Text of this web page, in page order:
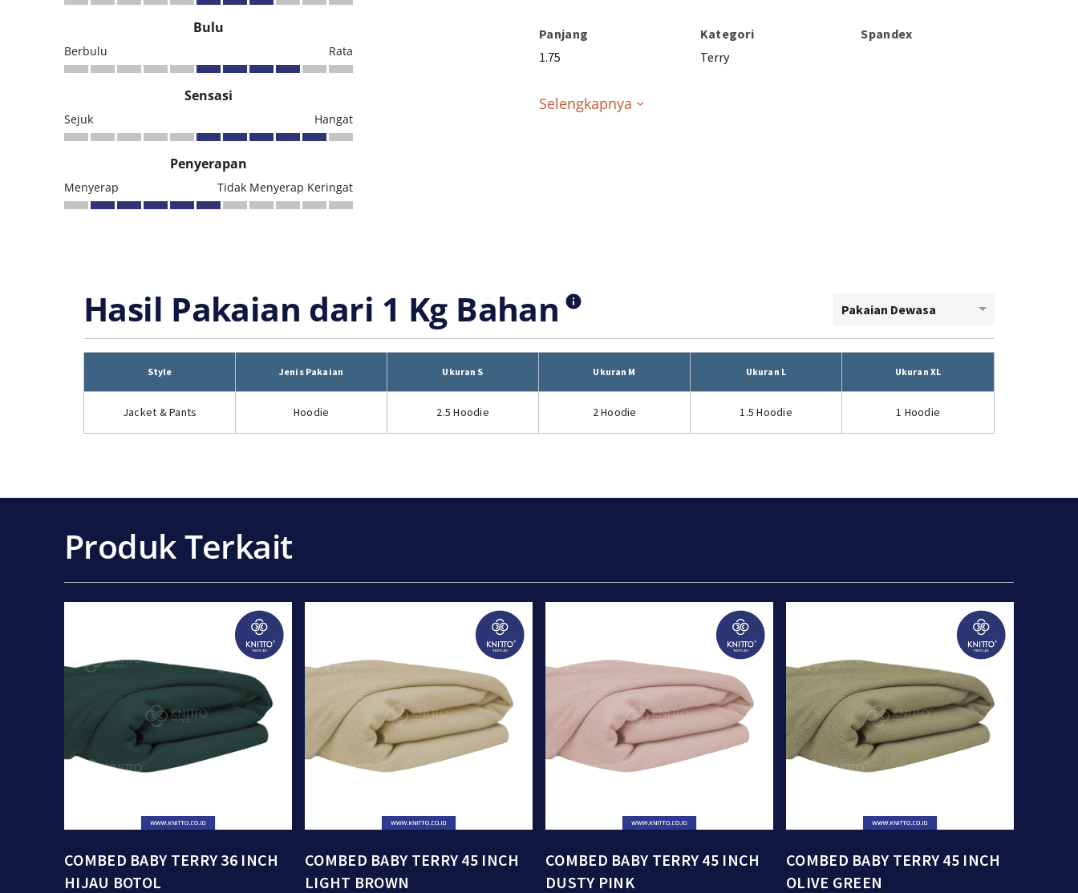
Bulu
Berbulu Rata
Sensasi
Sejuk Hangat
Penyerapan
Menyerap Tidak Menyerap Keringat
Panjang
1.75
Kategori
Terry
Spandex
Selengkapnya
Hasil Pakaian dari 1 Kg Bahan Pakaian Dewasa
Style Jenis Pakaian Ukuran S Ukuran M Ukuran L Ukuran XL
Jacket & Pants Hoodie 2.5 Hoodie 2 Hoodie 1.5 Hoodie 1 Hoodie
Produk Terkait
COMBED BABY TERRY 36 INCH
HIJAU BOTOL
COMBED BABY TERRY 45 INCH
LIGHT BROWN
COMBED BABY TERRY 45 INCH
DUSTY PINK
COMBED BABY TERRY 45 INCH
OLIVE GREEN